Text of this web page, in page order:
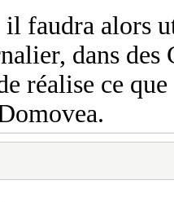
faudra alors
dans des
réalise ce